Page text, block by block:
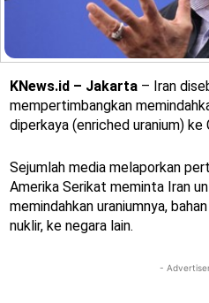
KNews.id – Jakarta – Iran
mempertimbangkan
diperkaya (enriched uranium) ke
Sejumlah media melaporkan
Amerika Serikat meminta Iran
memindahkan uraniumnya,
nuklir, ke negara lain.
-